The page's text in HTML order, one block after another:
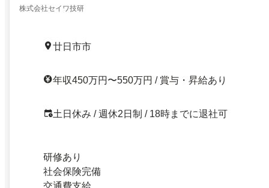
株式会社セイワ技研
廿日市市
年収450万円〜550万円 / 賞与・昇給あり
土日休み / 週休2日制 / 18時までに退社可
研修あり
社会保険完備